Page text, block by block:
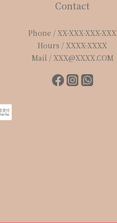
Contact
Phone / XX-XXX-XXX-XXX
Hours / XXXX-XXXX
Mail / XXX@XXXX.COM